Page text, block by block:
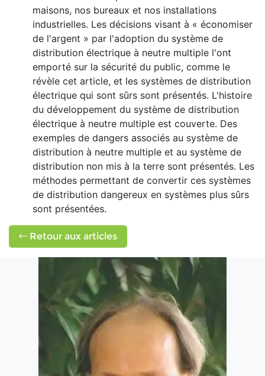
maisons, nos bureaux et nos installations
industrielles. Les décisions visant à « économiser
de l'argent » par l'adoption du système de
distribution électrique à neutre multiple l'ont
emporté sur la sécurité du public, comme le
révèle cet article, et les systèmes de distribution
électrique qui sont sûrs sont présentés. L'histoire
du développement du système de distribution
électrique à neutre multiple est couverte. Des
exemples de dangers associés au système de
distribution à neutre multiple et au système de
distribution non mis à la terre sont présentés. Les
méthodes permettant de convertir ces systèmes
de distribution dangereux en systèmes plus sûrs
sont présentées.
Retour aux articles